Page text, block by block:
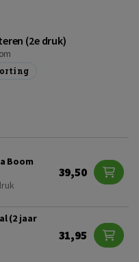
(2e druk)
Boom
39,50
(2 jaar
31,95